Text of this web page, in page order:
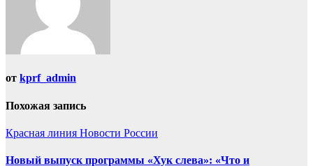
от kprf_admin
Похожая запись
Красная линия Новости России
Новый выпуск программы «Хук слева»: «Что и